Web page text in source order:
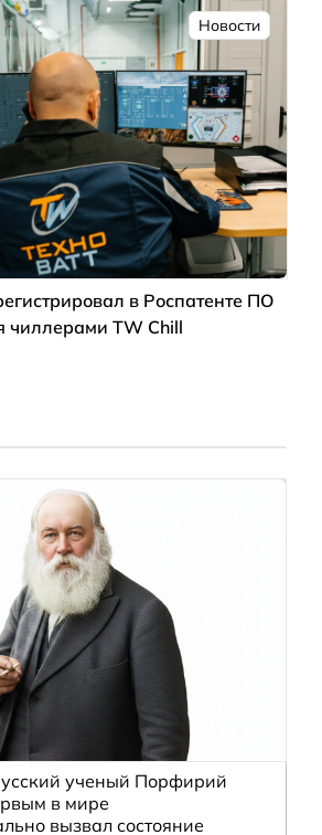
Новости
в Роспатенте ПО
чиллерами TW Chill
ученый Порфирий
в мире
вызвал состояние